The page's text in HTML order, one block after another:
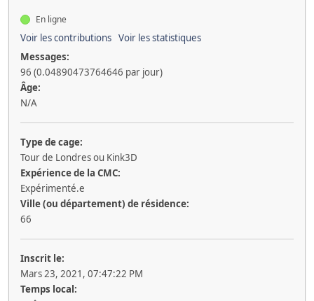
En ligne
Voir les contributions Voir les statistiques
Messages:
96 (0.04890473764646 par jour)
Âge:
N/A
Type de cage:
Tour de Londres ou Kink3D
Expérience de la CMC:
Expérimenté.e
Ville (ou département) de résidence:
66
Inscrit le:
Mars 23, 2021, 07:47:22 PM
Temps local: